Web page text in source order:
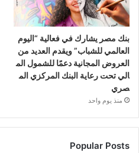
بنك مصر يشارك في فعالية “اليوم
العالمي للشباب” ويقدم العديد من
العروض المجانية دعمًا للشمول الم
الي تحت رعاية البنك المركزي الم
صري
منذ يوم واحد
Popular Posts